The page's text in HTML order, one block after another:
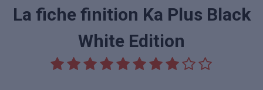
La fiche finition Ka Plus Black
White Edition